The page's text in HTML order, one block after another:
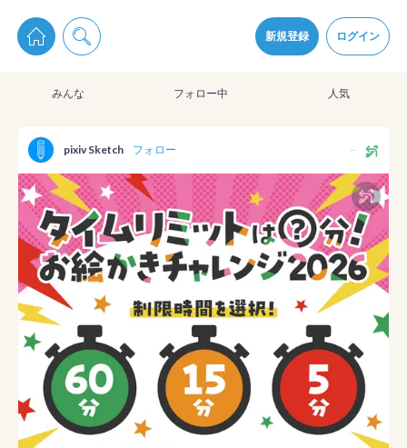
新規登録 ログイン
pixiv Sketchは2024年5月28日付で プライパシーポリシーを改定しました。
通知を受け取るにはここをクリックします
pixiv Sketchアプリでさらに快適に！
みんな フォロー中 人気
pixiv Sketch フォロー --